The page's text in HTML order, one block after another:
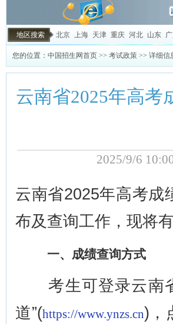
地区搜索 北京 上海 天津 重庆 河北 山东
您的位置： 中国招生网首页 >> 考试政策 >> 详细信
云南省2025年高考
2025/9/6
云南省2025年高考成
布及查询工作，现将
一、成绩查询方式
考生可登录云南省
道”(https://www.ynzs.cn)，